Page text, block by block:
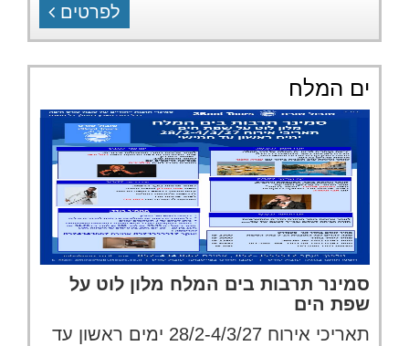
לפרטים
ים המלח
סמינר תרבות בים המלח מלון לוט על
שפת הים
תאריכי אירוח 28/2-4/3/27 ימים ראשון עד